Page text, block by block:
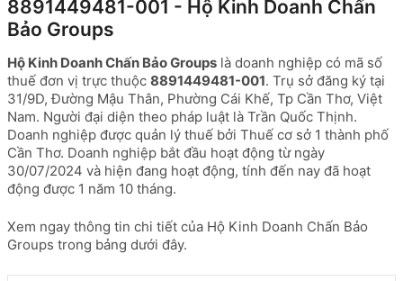
ty,
người
diện
hoặc
mã
số
thuế
...
8891449481-001 - Hộ Kinh Doanh Chấn
Bảo Groups
Hộ Kinh Doanh Chấn Bảo Groups là doanh nghiệp có mã số
thuế đơn vị trực thuộc 8891449481-001. Trụ sở đăng ký tại
31/9D, Đường Mậu Thân, Phường Cái Khế, Tp Cần Thơ, Việt
Nam. Người đại diện theo pháp luật là Trần Quốc Thịnh.
Doanh nghiệp được quản lý thuế bởi Thuế cơ sở 1 thành phố
Cần Thơ. Doanh nghiệp bắt đầu hoạt động từ ngày
30/07/2024 và hiện đang hoạt động, tính đến nay đã hoạt
động được 1 năm 10 tháng.
Xem ngay thông tin chi tiết của Hộ Kinh Doanh Chấn Bảo
Groups trong bảng dưới đây.